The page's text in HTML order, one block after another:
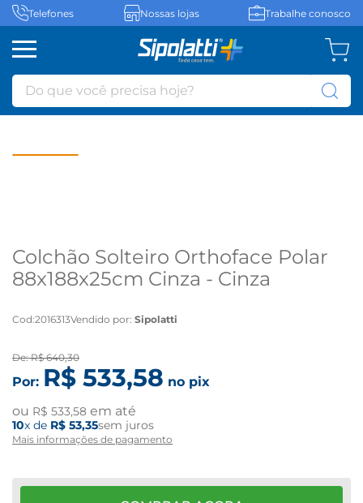
Telefones Nossas lojas Trabalhe conosco
Do que você precisa hoje?
Colchão Solteiro Orthoface Polar
88x188x25cm Cinza - Cinza
Cod:2016313Vendido por: Sipolatti
De:R$ 640,30
Por: R$ 533,58 no pix
ou R$ 533,58 em até
10x de R$ 53,35sem juros
Mais informações de pagamento